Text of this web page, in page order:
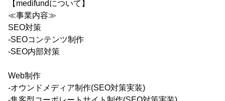
【medifundについて】
≪事業内容≫
SEO対策
-SEOコンテンツ制作
-SEO内部対策
Web制作
-オウンドメディア制作(SEO対策実装)